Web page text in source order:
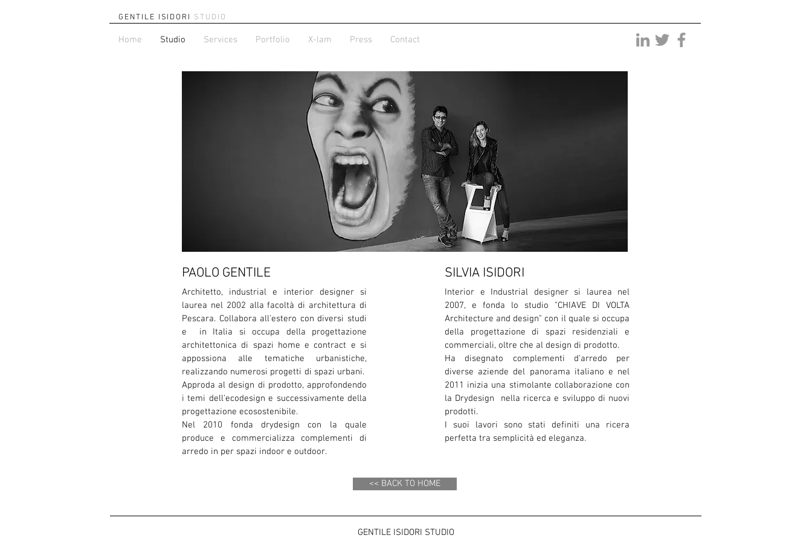
GENTILE ISIDORI STUDIO
Home Studio Services Portfolio X-lam Press Contact
PAOLO GENTILE
Architetto, industrial e interior designer si
laurea nel 2002 alla facoltà di architettura di
Pescara. Collabora all'estero con diversi studi
e in Italia si occupa della progettazione
architettonica di spazi home e contract e si
appossiona alle tematiche urbanistiche,
realizzando numerosi progetti di spazi urbani.
Approda al design di prodotto, approfondendo
i temi dell'ecodesign e successivamente della
progettazione ecosostenibile.
Nel 2010 fonda drydesign con la quale
produce e commercializza complementi di
arredo in per spazi indoor e outdoor.
SILVIA ISIDORI
Interior e Industrial designer si laurea nel
2007, e fonda lo studio "CHIAVE DI VOLTA
Architecture and design" con il quale si occupa
della progettazione di spazi residenziali e
commerciali, oltre che al design di prodotto.
Ha disegnato complementi d'arredo per
diverse aziende del panorama italiano e nel
2011 inizia una stimolante collaborazione con
la Drydesign nella ricerca e sviluppo di nuovi
prodotti.
I suoi lavori sono stati definiti una ricera
perfetta tra semplicità ed eleganza.
<< BACK TO HOME
GENTILE ISIDORI STUDIO